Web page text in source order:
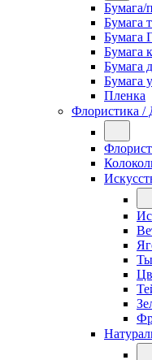
Бумага/
Бумага
Бумага
Бумага
Бумага
Бумага
Пленка
Флористика /